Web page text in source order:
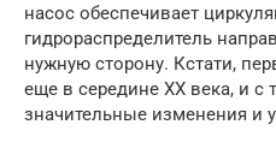
насос обеспечивает
гидрораспределитель
нужную сторону. Кстати,
еще в середине XX века, и с
значительные изменения и